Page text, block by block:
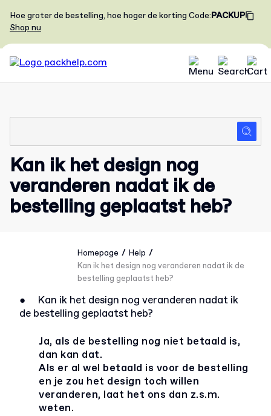
Hoe groter de bestelling, hoe hoger de korting Code:PACKUP
Shop nu
Kan ik het design nog
veranderen nadat ik de
bestelling geplaatst heb?
Homepage / Help /
Kan ik het design nog veranderen nadat ik de
bestelling geplaatst heb?
●
Kan ik het design nog veranderen nadat ik
de bestelling geplaatst heb?
Ja, als de bestelling nog niet betaald is,
dan kan dat.
Als er al wel betaald is voor de bestelling
en je zou het design toch willen
veranderen, laat het ons dan z.s.m.
weten.